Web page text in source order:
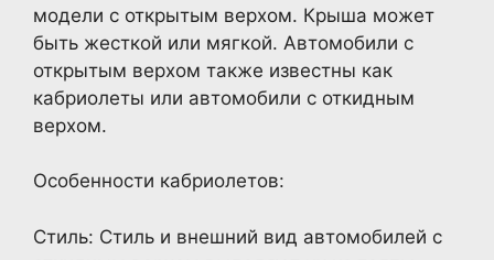
модели с открытым верхом. Крыша может
быть жесткой или мягкой. Автомобили с
открытым верхом также известны как
кабриолеты или автомобили с откидным
верхом.
Особенности кабриолетов:
Стиль: Стиль и внешний вид автомобилей с